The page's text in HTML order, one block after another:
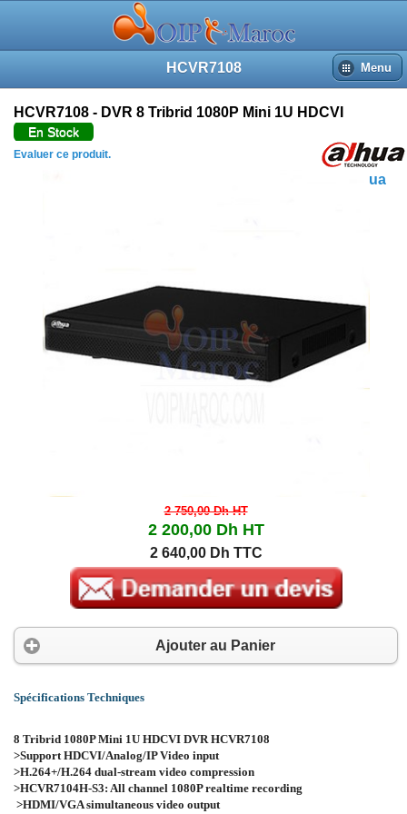
HCVR7108 Menu
Dahua
HCVR7108 - DVR 8 Tribrid 1080P Mini 1U HDCVI
En Stock
Evaluer ce produit.
2 750,00 DhHT
2 200,00 Dh HT
2 640,00 Dh TTC
Ajouter au Panier
Spécifications Techniques
8 Tribrid 1080P Mini 1U HDCVI DVR HCVR7108
>Support HDCVI/Analog/IP Video input
>H.264+/H.264 dual-stream video compression
>HCVR7104H-S3: All channel 1080P realtime recording
>HDMI/VGA simultaneous video output